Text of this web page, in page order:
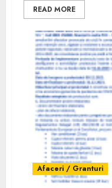
READ MORE
Afaceri / Granturi